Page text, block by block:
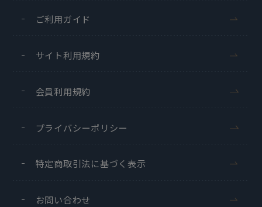
ご利用ガイド
サイト利用規約
会員利用規約
プライバシーポリシー
特定商取引法に基づく表示
お問い合わせ